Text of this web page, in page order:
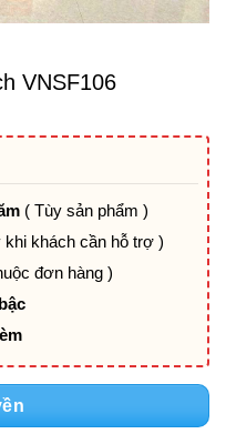
VNSF106
( Tùy sản phẩm )
khi khách cần hỗ trợ )
đơn hàng )